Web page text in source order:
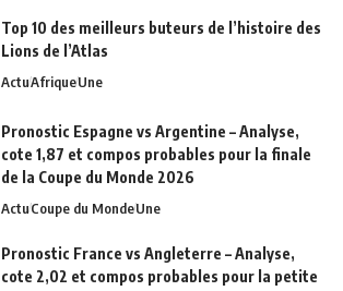
Top 10 des meilleurs buteurs de l’histoire des
Lions de l’Atlas
ActuAfriqueUne
Pronostic Espagne vs Argentine – Analyse,
cote 1,87 et compos probables pour la finale
de la Coupe du Monde 2026
ActuCoupe du MondeUne
Pronostic France vs Angleterre – Analyse,
cote 2,02 et compos probables pour la petite